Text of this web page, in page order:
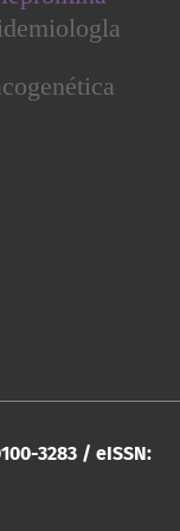
3283 / eISSN: